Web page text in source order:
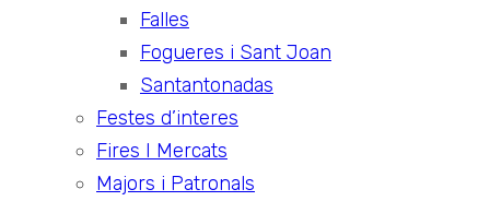
Falles
Fogueres i Sant Joan
Santantonadas
Festes d’interes
Fires I Mercats
Majors i Patronals